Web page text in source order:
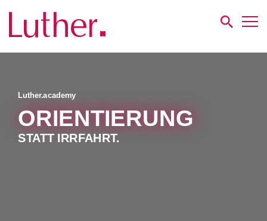
Karriere
Luther.academy
ORIENTIERUNG
STATT IRRFAHRT.